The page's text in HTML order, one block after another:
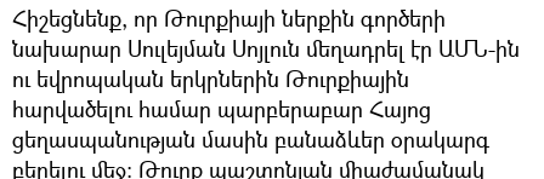
Հիշեցնենք, որ Թուրքիայի ներքին գործերի
նախարար Սուլեյման Սոյլուն մեղադրել էր ԱՄՆ-ին
ու եվրոպական երկրներին Թուրքիային
հարվածելու համար պարբերաբար Հայոց
ցեղասպանության մասին բանաձևեր օրակարգ
բերելու մեջ: Թուրք պաշտոնյան միաժամանակ